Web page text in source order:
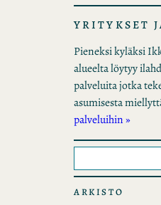
YRITYKSET
Pieneksi kyläksi
alueelta löytyy
palveluita jotka
asumisesta
palveluihin »
t
s
ARKISTO